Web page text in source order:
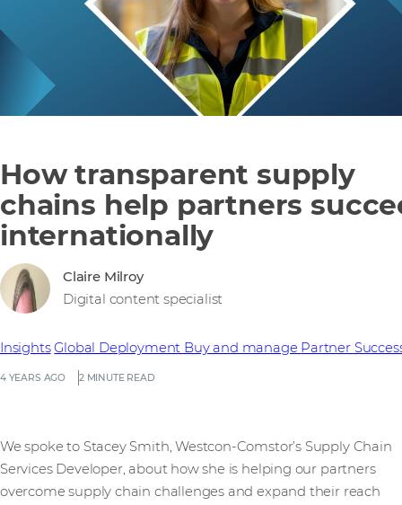
How transparent supply
chains help partners
internationally
4 YEARS AGO 2 MINUTE READ
Insights Global Deployment Buy and manage Partner
Claire Milroy
Digital content specialist
We spoke to Stacey Smith, Westcon-Comstor’s Supply Chain
Services Developer, about how she is helping our partners
overcome supply chain challenges and expand their reach